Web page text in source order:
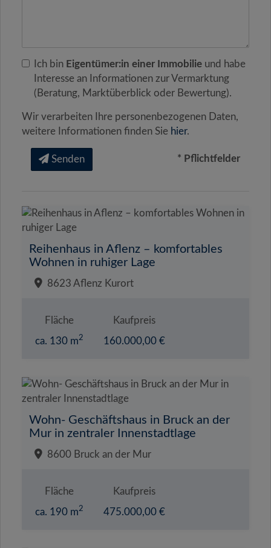
Ich bin Eigentümer:in einer Immobilie und habe
Interesse an Informationen zur Vermarktung
(Beratung, Marktüberblick oder Bewertung).
Wir verarbeiten Ihre personenbezogenen Daten,
weitere Informationen finden Sie hier.
Senden * Pflichtfelder
Reihenhaus in Aflenz – komfortables
Wohnen in ruhiger Lage
8623 Aflenz Kurort
Fläche
ca. 130 m2
Kaufpreis
160.000,00 €
Wohn- Geschäftshaus in Bruck an der
Mur in zentraler Innenstadtlage
8600 Bruck an der Mur
Fläche
ca. 190 m2
Kaufpreis
475.000,00 €